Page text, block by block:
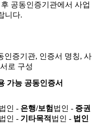
공동인증기관에서 사업
니다.
인증기관, 인증서 명칭, 사
로 구성
가능 공동인증서
인 - 은행/보험 법인 - 증권
인 - 기타목적 법인 - 법인